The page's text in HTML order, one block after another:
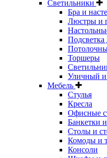
Светильники
Бра и
Люстры и
Подсветка
Торшеры
Уличный
Мебель
Стулья
Кресла
Офисные
Банкетки
Столы и
Комоды и
Консоли